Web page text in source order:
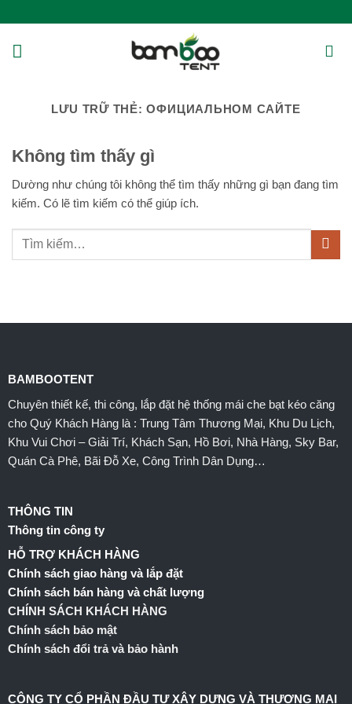
qua
nội
LƯU TRỮ THẺ:ОФИЦИАЛЬНОМ САЙТЕ
Không tìm thấy gì
Dường như chúng tôi không thể tìm thấy những gì bạn đang tìm
kiếm. Có lẽ tìm kiếm có thể giúp ích.
BAMBOOTENT
Chuyên thiết kế, thi công, lắp đặt hệ thống mái che bạt kéo căng
cho Quý Khách Hàng là : Trung Tâm Thương Mại, Khu Du Lịch,
Khu Vui Chơi – Giải Trí, Khách Sạn, Hồ Bơi, Nhà Hàng, Sky Bar,
Quán Cà Phê, Bãi Đỗ Xe, Công Trình Dân Dụng…
THÔNG TIN
Thông tin công ty
HỖ TRỢ KHÁCH HÀNG
Chính sách giao hàng và lắp đặt
Chính sách bán hàng và chất lượng
CHÍNH SÁCH KHÁCH HÀNG
Chính sách bảo mật
Chính sách đổi trả và bảo hành
CÔNG TY CỔ PHẦN ĐẦU TƯ XÂY DỰNG VÀ THƯƠNG MẠI